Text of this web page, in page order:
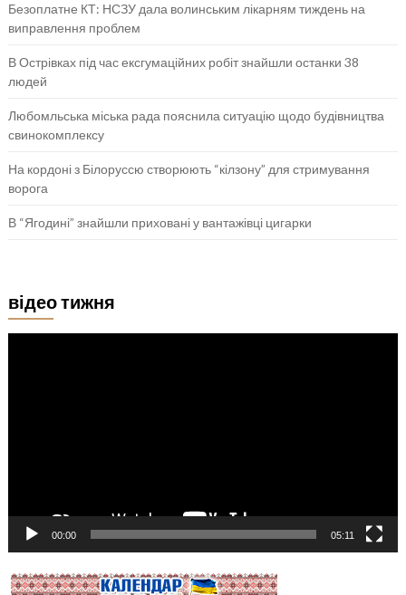
Безоплатне КТ: НСЗУ дала волинським лікарням тиждень на
виправлення проблем
В Острівках під час ексгумаційних робіт знайшли останки 38
людей
Любомльська міська рада пояснила ситуацію щодо будівництва
свинокомплексу
На кордоні з Білоруссю створюють “кілзону” для стримування
ворога
В “Ягодині” знайшли приховані у вантажівці цигарки
відео тижня
00:00 05:11